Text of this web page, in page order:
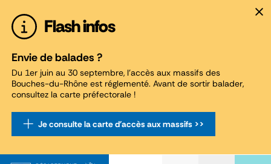
Flash infos
Envie de balades ?
Du 1er juin au 30 septembre, l'accès aux massifs des
Bouches-du-Rhône est réglementé. Avant de sortir balader,
consultez la carte préfectorale !
Je consulte la carte d'accès aux massifs >>